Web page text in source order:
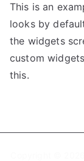
This is an
looks by
the widgets
custom
this.